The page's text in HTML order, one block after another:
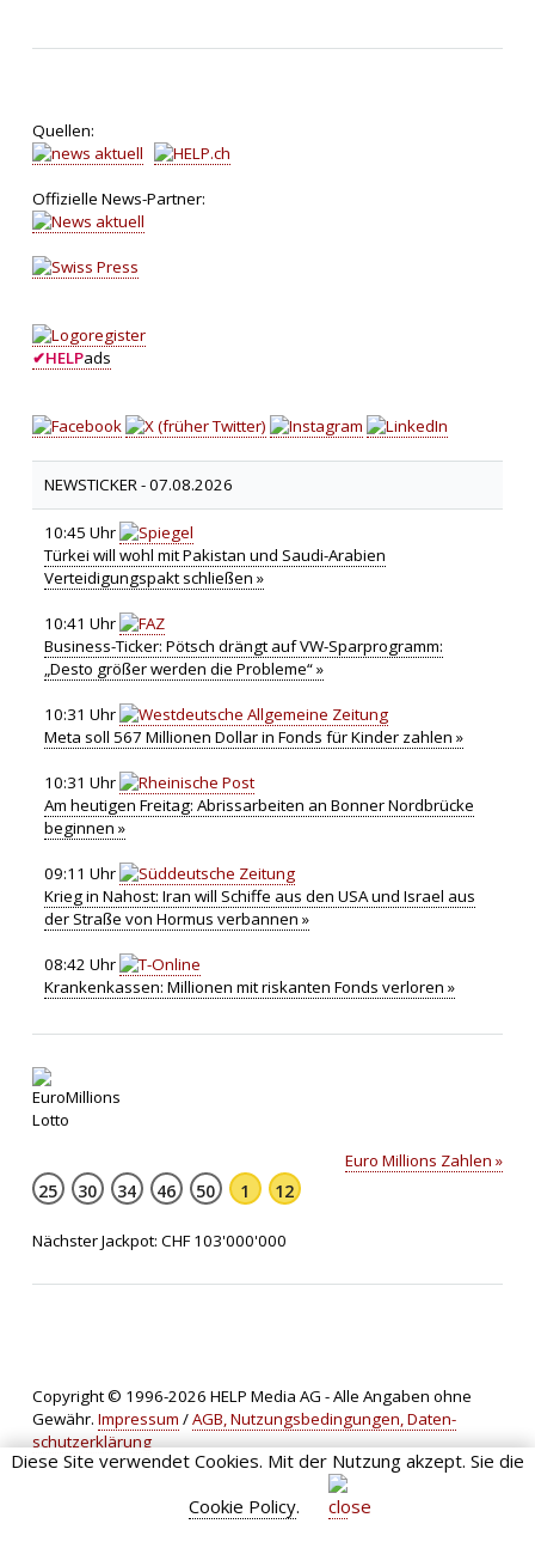
Quellen:
Offizielle News-Partner:
✔HELPads
NEWSTICKER -07.08.2026
10:45 Uhr
Türkei will wohl mit Pakistan und Saudi-Arabien
Verteidigungspakt schließen »
10:41 Uhr
Business-Ticker: Pötsch drängt auf VW-Sparprogramm:
„Desto größer werden die Probleme“ »
10:31 Uhr
Meta soll 567 Millionen Dollar in Fonds für Kinder zahlen »
10:31 Uhr
Am heutigen Freitag: Abrissarbeiten an Bonner Nordbrücke
beginnen »
09:11 Uhr
Krieg in Nahost: Iran will Schiffe aus den USA und Israel aus
der Straße von Hormus verbannen »
08:42 Uhr
Krankenkassen: Millionen mit riskanten Fonds verloren »
Euro Millions Zahlen »
25 30 34 46 50 1 12
Nächster Jackpot: CHF 103'000'000
Copyright © 1996-2026 HELP Media AG - Alle Angaben ohne
Gewähr. Impressum /AGB, Nut­zungs­bedin­gungen, Daten­
schutz­er­klärung
Diese Site verwendet Cookies. Mit der Nutzung akzept. Sie die
Cookie Policy.